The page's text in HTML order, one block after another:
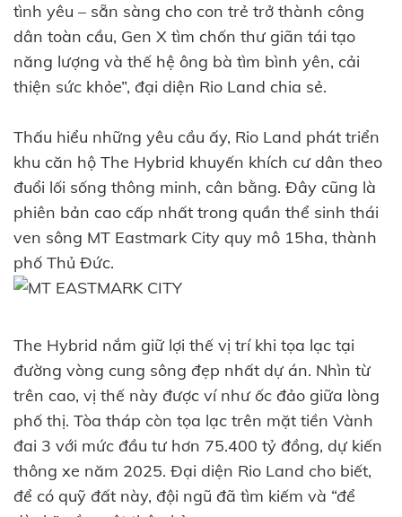
tình yêu – sẵn sàng cho con trẻ trở thành công
dân toàn cầu, Gen X tìm chốn thư giãn tái tạo
năng lượng và thế hệ ông bà tìm bình yên, cải
thiện sức khỏe”, đại diện Rio Land chia sẻ.
Thấu hiểu những yêu cầu ấy, Rio Land phát triển
khu căn hộ The Hybrid khuyến khích cư dân theo
đuổi lối sống thông minh, cân bằng. Đây cũng là
phiên bản cao cấp nhất trong quần thể sinh thái
ven sông MT Eastmark City quy mô 15ha, thành
phố Thủ Đức.
The Hybrid nắm giữ lợi thế vị trí khi tọa lạc tại
đường vòng cung sông đẹp nhất dự án. Nhìn từ
trên cao, vị thế này được ví như ốc đảo giữa lòng
phố thị. Tòa tháp còn tọa lạc trên mặt tiền Vành
đai 3 với mức đầu tư hơn 75.400 tỷ đồng, dự kiến
thông xe năm 2025. Đại diện Rio Land cho biết,
để có quỹ đất này, đội ngũ đã tìm kiếm và “để